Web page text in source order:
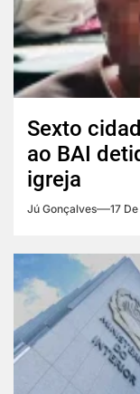
Sexto
ao BAI
igreja
Jú Gonçalves 17